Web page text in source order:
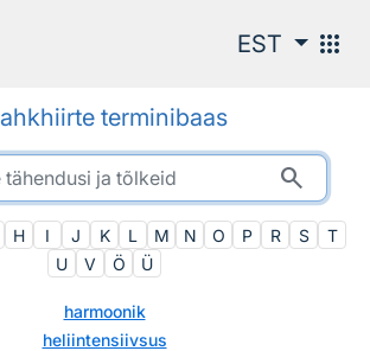
EST apps
terminibaas
search
H I J K L M N O P R S
T
U
V Ö Ü
harmoonik
heliintensiivsus